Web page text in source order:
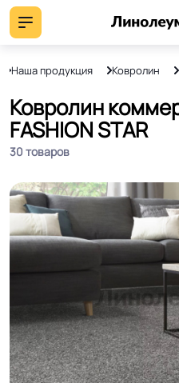
Наша продукция Ковролин
Ковролин
FASHION STAR
30 товаров